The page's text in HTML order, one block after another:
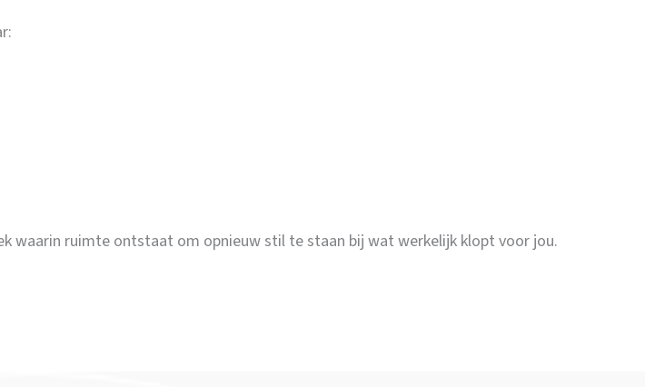
waarin ruimte ontstaat om opnieuw stil te staan bij wat werkelijk klopt voor jou.